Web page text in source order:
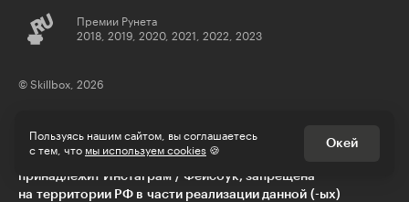
Премии Рунета
2018, 2019, 2020, 2021, 2022, 2023
© Skillbox, 2026
** деятельность компании Meta Platforms Inc., которой
принадлежит Инстаграм / Фейсбук, запрещена
на территории РФ в части реализации данной (-ых)
Пользуясь нашим сайтом, вы соглашаетесь
с тем, что мы используем cookies 🍪
Окей